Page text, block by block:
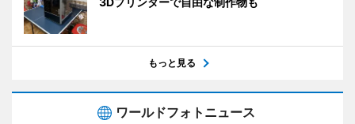
もっと見る
ワールドフォトニュース